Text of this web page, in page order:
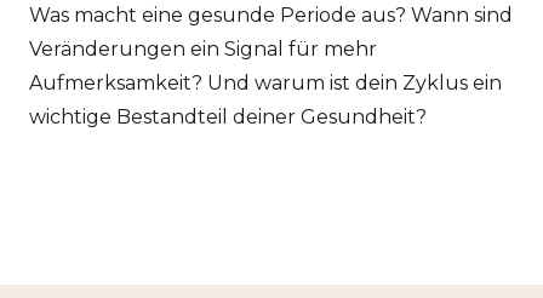
Was macht eine gesunde Periode aus? Wann sind
Veränderungen ein Signal für mehr
Aufmerksamkeit? Und warum ist dein Zyklus ein
wichtige Bestandteil deiner Gesundheit?